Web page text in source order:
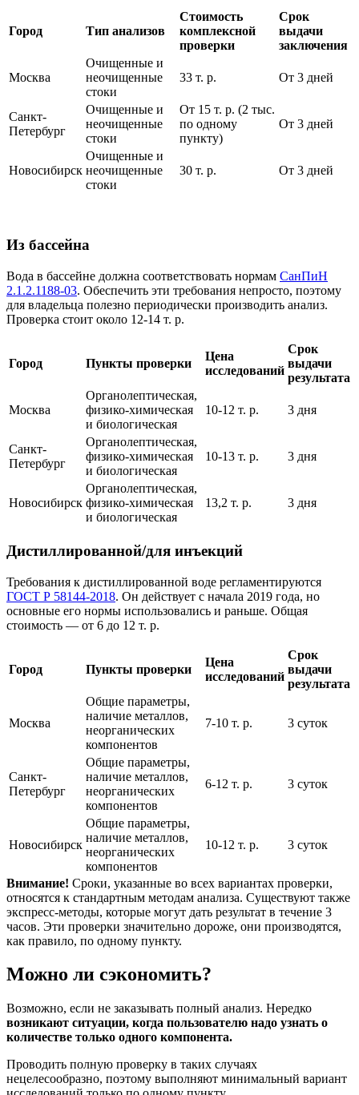
Город Тип анализов
Стоимость
комплексной
проверки
Срок
выдачи
заключения
Москва
Очищенные и
неочищенные
стоки
33 т. р. От 3 дней
Санкт-
Петербург
Очищенные и
неочищенные
стоки
От 15 т. р. (2 тыс.
по одному
пункту)
От 3 дней
Новосибирск
Очищенные и
неочищенные
стоки
30 т. р. От 3 дней
Из бассейна
Вода в бассейне должна соответствовать нормам СанПиН
2.1.2.1188-03. Обеспечить эти требования непросто, поэтому
для владельца полезно периодически производить анализ.
Проверка стоит около 12-14 т. р.
Город Пункты проверки
Цена
исследований
Срок
выдачи
результата
Москва
Органолептическая,
физико-химическая
и биологическая
10-12 т. р. 3 дня
Санкт-
Петербург
Органолептическая,
физико-химическая
и биологическая
10-13 т. р. 3 дня
Новосибирск
Органолептическая,
физико-химическая
и биологическая
13,2 т. р. 3 дня
Дистиллированной/для инъекций
Требования к дистиллированной воде регламентируются
ГОСТ Р 58144-2018. Он действует с начала 2019 года, но
основные его нормы использовались и раньше. Общая
стоимость — от 6 до 12 т. р.
Город Пункты проверки
Цена
исследований
Срок
выдачи
результата
Москва
Общие параметры,
наличие металлов,
неорганических
компонентов
7-10 т. р. 3 суток
Санкт-
Петербург
Общие параметры,
наличие металлов,
неорганических
компонентов
6-12 т. р. 3 суток
Новосибирск
Общие параметры,
наличие металлов,
неорганических
компонентов
10-12 т. р. 3 суток
Внимание! Сроки, указанные во всех вариантах проверки,
относятся к стандартным методам анализа. Существуют также
экспресс-методы, которые могут дать результат в течение 3
часов. Эти проверки значительно дороже, они производятся,
как правило, по одному пункту.
Можно ли сэкономить?
Возможно, если не заказывать полный анализ. Нередко
возникают ситуации, когда пользователю надо узнать о
количестве только одного компонента.
Проводить полную проверку в таких случаях
нецелесообразно, поэтому выполняют минимальный вариант